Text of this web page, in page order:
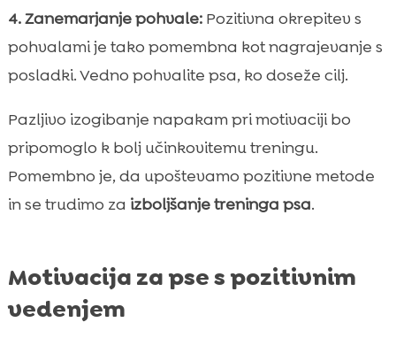
4. Zanemarjanje pohvale:Pozitivna okrepitev s
pohvalami je tako pomembna kot nagrajevanje s
posladki. Vedno pohvalite psa, ko doseže cilj.
Pazljivo izogibanje napakam pri motivaciji bo
pripomoglo k bolj učinkovitemu treningu.
Pomembno je, da upoštevamo pozitivne metode
in se trudimo za izboljšanje treninga psa.
Motivacija za pse s pozitivnim
vedenjem